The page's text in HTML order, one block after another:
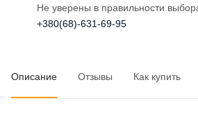
Не уверены в правильности
+380(68)-631-69-95
Описание Отзывы Как купить